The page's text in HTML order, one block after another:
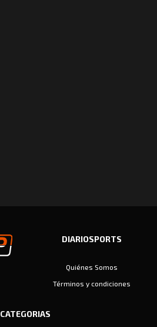
DIARIOSPORTS
Quiénes Somos
Términos y condiciones
CATEGORIAS